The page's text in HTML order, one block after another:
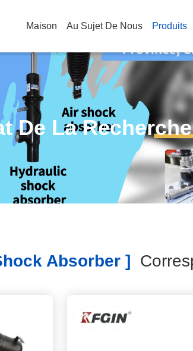
Maison Au Sujet De Nous Produits
De La Recherche
Absorber ]